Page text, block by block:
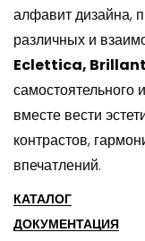
алфавит дизайна,
различных и
Eclettica,
самостоятельного
вместе вести
контрастов,
впечатлений.
КАТАЛОГ
ДОКУМЕНТАЦИЯ